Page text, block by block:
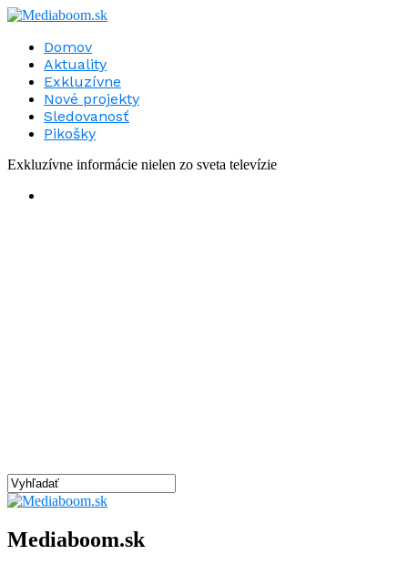
Domov
Aktuality
Exkluzívne
Nové projekty
Sledovanosť
Pikošky
Exkluzívne informácie nielen zo sveta televízie
Mediaboom.sk